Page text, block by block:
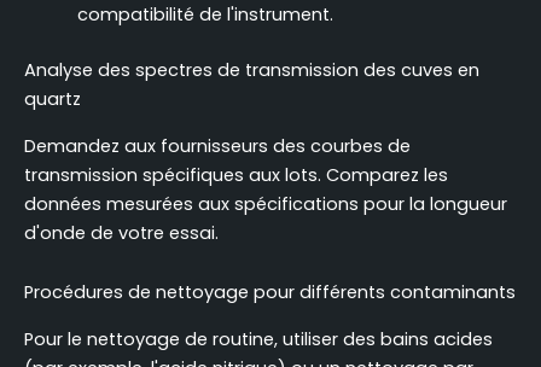
compatibilité de l'instrument.
Analyse des spectres de transmission des cuves en
quartz
Demandez aux fournisseurs des courbes de
transmission spécifiques aux lots. Comparez les
données mesurées aux spécifications pour la longueur
d'onde de votre essai.
Procédures de nettoyage pour différents contaminants
Pour le nettoyage de routine, utiliser des bains acides